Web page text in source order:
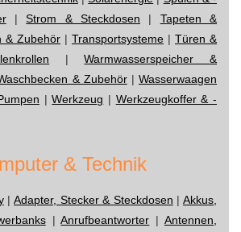
|Strom & Steckdosen | Tapeten &
& Zubehör | Transportsysteme | Türen &
|Warmwasserspeicher &
& Zubehör|Wasserwaagen
|Werkzeug | Werkzeugkoffer & -
& Technik
|Adapter, Stecker & Steckdosen |Akkus,
|Anrufbeantworter |Antennen,